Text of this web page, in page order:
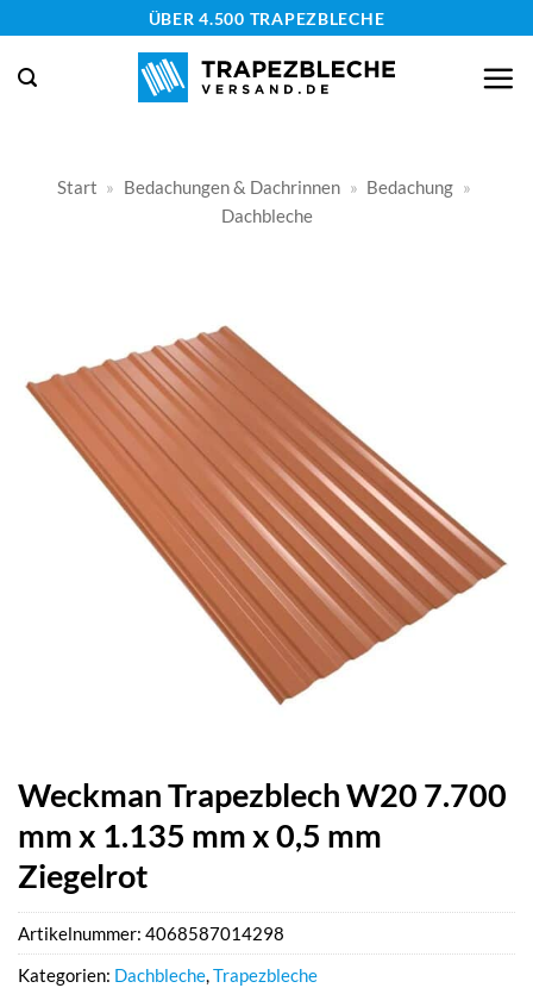
springen
ÜBER 4.500 TRAPEZBLECHE
Start » Bedachungen & Dachrinnen » Bedachung »
Dachbleche
Weckman Trapezblech W20 7.700
mm x 1.135 mm x 0,5 mm
Ziegelrot
Artikelnummer: 4068587014298
Kategorien: Dachbleche,Trapezbleche